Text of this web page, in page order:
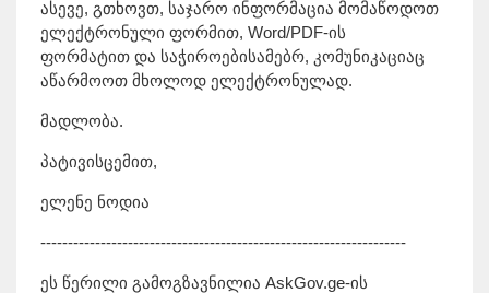
ასევე, გთხოვთ, საჯარო ინფორმაცია მომაწოდოთ
ელექტრონული ფორმით, Word/PDF-ის
ფორმატით და საჭიროებისამებრ, კომუნიკაციაც
აწარმოოთ მხოლოდ ელექტრონულად.
მადლობა.
პატივისცემით,
ელენე ნოდია
-------------------------------------------------------------------
ეს წერილი გამოგზავნილია AskGov.ge-ის